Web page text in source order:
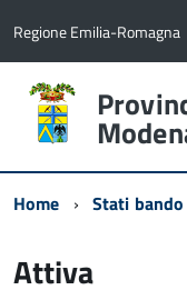
Regione Emilia-Romagna
Home Stati bando
Attiva